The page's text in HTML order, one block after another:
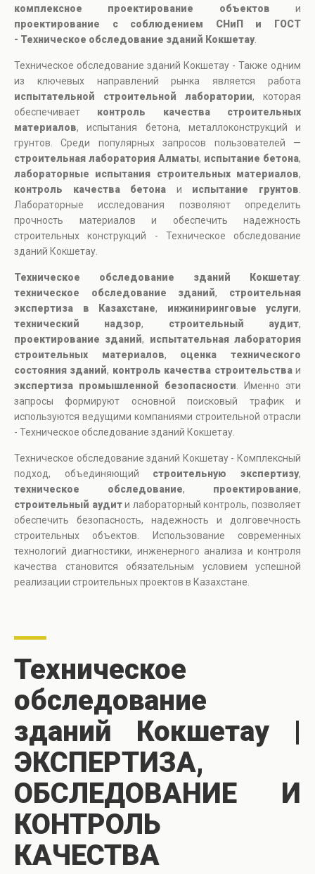
комплексное проектирование объектов и
проектирование с соблюдением СНиП и ГОСТ
- Техническое обследование зданий Кокшетау.
Техническое обследование зданий Кокшетау - Также одним
из ключевых направлений рынка является работа
испытательной строительной лаборатории, которая
обеспечивает контроль качества строительных
материалов, испытания бетона, металлоконструкций и
грунтов. Среди популярных запросов пользователей —
строительная лаборатория Алматы, испытание бетона,
лабораторные испытания строительных материалов,
контроль качества бетона и испытание грунтов
Лабораторные исследования позволяют определить
прочность материалов и обеспечить надежность
строительных конструкций - Техническое обследование
зданий Кокшетау.
Техническое обследование зданий Кокшетау:
техническое обследование зданий, строительная
экспертиза в Казахстане, инжиниринговые услуги,
технический надзор, строительный аудит,
проектирование зданий, испытательная лаборатория
строительных материалов, оценка технического
состояния зданий, контроль качества строительстваи
экспертиза промышленной безопасности . Именно эти
запросы формируют основной поисковый трафик и
используются ведущими компаниями строительной отрасли
- Техническое обследование зданий Кокшетау.
Техническое обследование зданий Кокшетау - Комплексный
подход, объединяющий строительную экспертизу,
техническое обследование, проектирование,
строительный аудити лабораторный контроль, позволяет
обеспечить безопасность, надежность и долговечность
строительных объектов. Использование современных
технологий диагностики, инженерного анализа и контроля
качества становится обязательным условием успешной
реализации строительных проектов в Казахстане.
Техническое
обследование
зданий Кокшетау |
ЭКСПЕРТИЗА,
ОБСЛЕДОВАНИЕ И
КОНТРОЛЬ
КАЧЕСТВА